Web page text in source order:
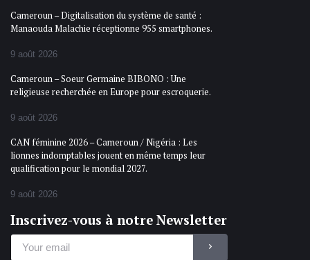
Cameroun – Digitalisation du système de santé :
Manaouda Malachie réceptionne 955 smartphones.
9 août 2026
Cameroun – Soeur Germaine BIBONO : Une
religieuse recherchée en Europe pour escroquerie.
9 août 2026
CAN féminine 2026 – Cameroun / Nigéria : Les
lionnes indomptables jouent en même temps leur
qualification pour le mondial 2027.
9 août 2026
Inscrivez-vous à notre Newsletter